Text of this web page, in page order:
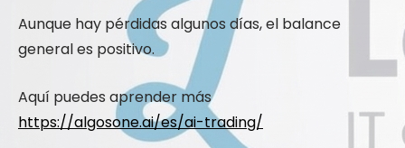
Aunque hay pérdidas algunos días, el balance
general es positivo.
Aquí puedes aprender más
https://algosone.ai/es/ai-trading/